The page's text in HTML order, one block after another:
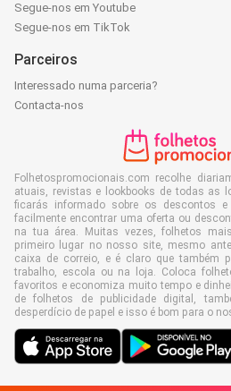
Segue-nos em Youtube
Segue-nos em TikTok
Parceiros
Interessado numa parceria?
Contacta-nos
Folhetospromocionais.com recolhe
atuais, revistas e lookbooks de todas as
ficarás informado sobre os descontos
facilmente encontrar uma oferta ou
na tua área. Muitas vezes, folhetos
primeiro lugar no nosso site, mesmo
caixa de correio, e é claro que também
trabalho, escola ou na loja. Coloca
favoritos e economiza muito tempo e
de folhetos de publicidade digital,
desperdício de papel e isso é bom para o